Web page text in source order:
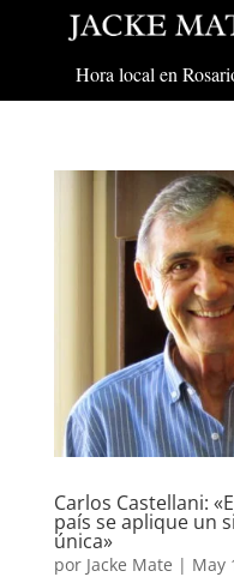
Hora local en
Carlos Castellani:
país se aplique un
única»
por Jacke Mate | May